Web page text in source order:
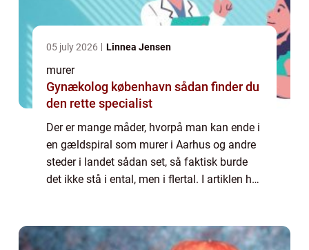
05 july 2026 Linnea Jensen
murer
Gynækolog københavn sådan finder du
den rette specialist
Der er mange måder, hvorpå man kan ende i
en gældspiral som murer i Aarhus og andre
steder i landet sådan set, så faktisk burde
det ikke stå i ental, men i flertal. I artiklen her